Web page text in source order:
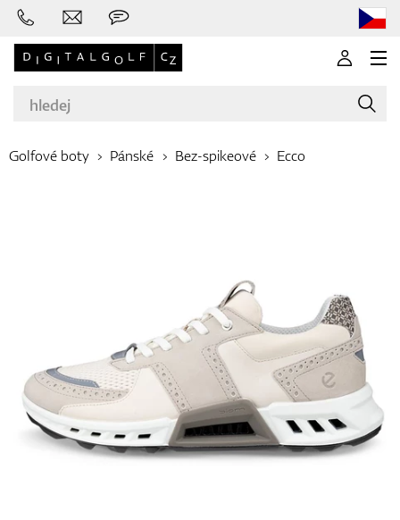
Golfové hole
Oblečení
Boty
Golfové boty Pánské Bez-spikeové Ecco